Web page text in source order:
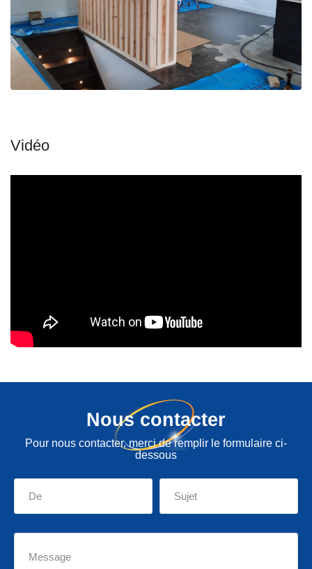
Nous contacter
Pour nous contacter, merci de remplir le formulaire ci-
dessous